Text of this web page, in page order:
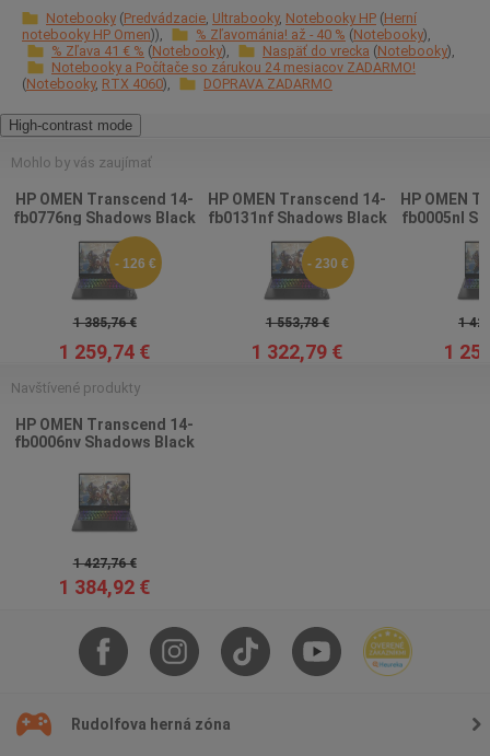
Notebooky Predvádzacie Ultrabooky Notebooky HP Herní
notebooky HP Omen
% Zľavománia! až - 40 % Notebooky
% Zľava 41 € % Notebooky Naspäť do vrecka Notebooky
Notebooky a Počítače so zárukou 24 mesiacov ZADARMO!
Notebooky RTX 4060 DOPRAVA ZADARMO
High-contrast mode
Mohlo by vás zaujímať
HP OMEN Transcend 14-
fb0776ng Shadows Black
- 126 €
1 385,76 €
1 259,74 €
HP OMEN Transcend 14-
fb0131nf Shadows Black
- 230 €
1 553,78 €
1 322,79 €
HP OMEN
fb0005nl
1
1
Navštívené produkty
HP OMEN Transcend 14-
fb0006nv Shadows Black
1 427,76 €
1 384,92 €
Rudolfova herná zóna